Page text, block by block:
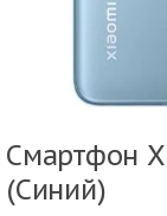
Смартфон
(Синий)